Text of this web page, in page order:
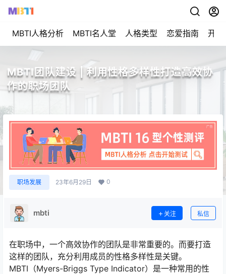
MBTI人格分析 MBTI名人堂 人格类型 恋爱指南 开始
MBTI团队建设 | 利用性格多样性打造高效协
作的职场团队
职场发展 23年6月29日 0
mbti 关注 私信
在职场中，一个高效协作的团队是非常重要的。而要打造
这样的团队，充分利用成员的性格多样性是关键。
MBTI（Myers-Briggs Type Indicator）是一种常用的性